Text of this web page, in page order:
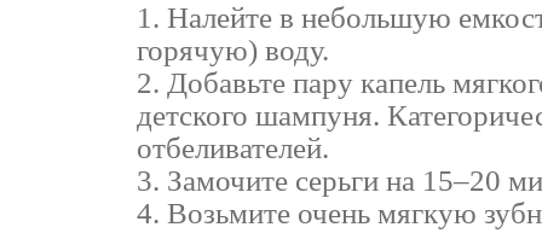
Налейте в небольшую
горячую) воду.
Добавьте пару капель
детского шампуня.
отбеливателей.
Замочите серьги на 15–20
Возьмите очень мягкую